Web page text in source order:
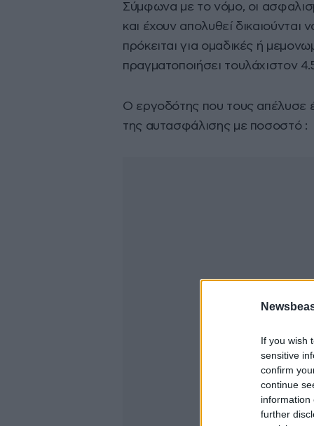
If you wish
sensitive
confirm
continue
information
further
Σύμφωνα με το νόμο, οι
και έχουν απολυθεί
πρόκειται για ομαδικές ή
πραγματοποιήσει τουλάχιστον
Ο εργοδότης που τους απέλυσε
της αυτασφάλισης με ποσοστό :